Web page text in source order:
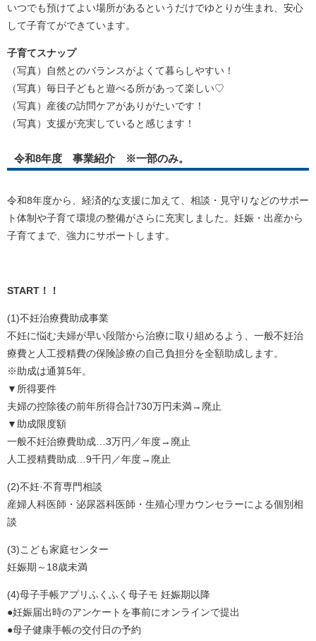
いつでも預けてよい場所があるというだけでゆとりが生まれ、安心
して子育てができています。
子育てスナップ
（写真）自然とのバランスがよくて暮らしやすい！
（写真）毎日子どもと遊べる所があって楽しい♡
（写真）産後の訪問ケアがありがたいです！
（写真）支援が充実していると感じます！
令和8年度 事業紹介 ※一部のみ。
令和8年度から、経済的な支援に加えて、相談・見守りなどのサポー
ト体制や子育て環境の整備がさらに充実しました。妊娠・出産から
子育てまで、強力にサポートします。
START！ ！
(1)不妊治療費助成事業
不妊に悩む夫婦が早い段階から治療に取り組めるよう、一般不妊治
療費と人工授精費の保険診療の自己負担分を全額助成します。
※助成は通算5年。
▼所得要件
夫婦の控除後の前年所得合計730万円未満→廃止
▼助成限度額
一般不妊治療費助成…3万円／年度→廃止
人工授精費助成…9千円／年度→廃止
(2)不妊·不育専門相談
産婦人科医師・泌尿器科医師・生殖心理カウンセラーによる個別相
談
(3)こども家庭センター
妊娠期～18歳未満
(4)母子手帳アプリふくふく母子モ 妊娠期以降
●妊娠届出時のアンケートを事前にオンラインで提出
●母子健康手帳の交付日の予約